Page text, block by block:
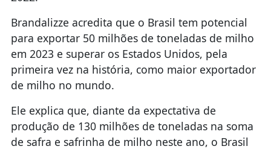
Brandalizze acredita que o Brasil tem potencial
para exportar 50 milhões de toneladas de milho
em 2023 e superar os Estados Unidos, pela
primeira vez na história, como maior exportador
de milho no mundo.
Ele explica que, diante da expectativa de
produção de 130 milhões de toneladas na soma
de safra e safrinha de milho neste ano, o Brasil